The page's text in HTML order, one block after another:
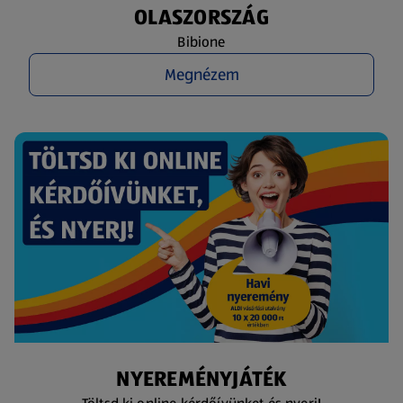
OLASZORSZÁG
Bibione
Megnézem
NYEREMÉNYJÁTÉK